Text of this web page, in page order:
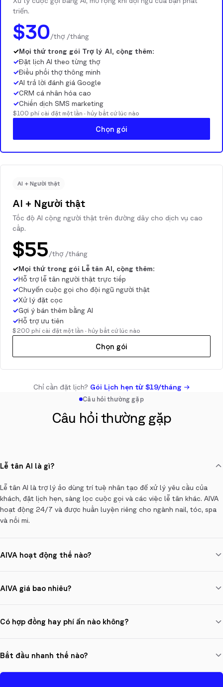
triển.
$30/thợ /tháng
✓Mọi thứ trong gói Trợ lý AI, cộng thêm:
✓Đặt lịch AI theo từng thợ
✓Điều phối thợ thông minh
✓AI trả lời đánh giá Google
✓CRM cá nhân hóa cao
✓Chiến dịch SMS marketing
$100 phí cài đặt một lần · hủy bất cứ lúc nào
Chọn gói
AI + Người thật
AI + Người thật
Tốc độ AI cộng người thật trên đường dây cho dịch vụ cao
cấp.
$55/thợ /tháng
✓Mọi thứ trong gói Lễ tân AI, cộng thêm:
✓Hỗ trợ lễ tân người thật trực tiếp
✓Chuyển cuộc gọi cho đội ngũ người thật
✓Xử lý đặt cọc
✓Gợi ý bán thêm bằng AI
✓Hỗ trợ ưu tiên
$200 phí cài đặt một lần · hủy bất cứ lúc nào
Chọn gói
Chỉ cần đặt lịch? Gói Lịch hẹn từ $19/tháng →
Câu hỏi thường gặp
Câu hỏi thường gặp
Lễ tân AI là gì?
Lễ tân AI là trợ lý ảo dùng trí tuệ nhân tạo để xử lý yêu cầu của
khách, đặt lịch hẹn, sàng lọc cuộc gọi và các việc lễ tân khác. AIVA
hoạt động 24/7 và được huấn luyện riêng cho ngành nail, tóc, spa
và nối mi.
AIVA hoạt động thế nào?
khách qua giọng nói, SMS và website đặt lịch. Cô trả lời FAQ, đặt
AIVA giá bao nhiêu?
lý AI đầy đủ. Gói Lễ tân AI là $30/thợ/tháng (phổ biến nhất) và gói
Có hợp đồng hay phí ẩn nào không?
cài đặt một lần. Hủy bất cứ lúc nào — chúng tôi chỉ thu đúng những
Bắt đầu nhanh thế nào?
Chỉ 5 phút. Kết nối Hồ sơ Google Doanh nghiệp, tùy chỉnh lời chào,